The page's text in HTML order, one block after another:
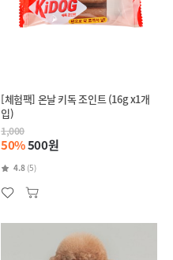
[체험팩] 온날 키독 조인트 (16g x1개
입)
1,000
50%500원
4.8 (5)